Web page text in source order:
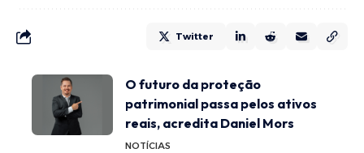
Twitter
O futuro da proteção
patrimonial passa pelos ativos
reais, acredita Daniel Mors
NOTÍCIAS